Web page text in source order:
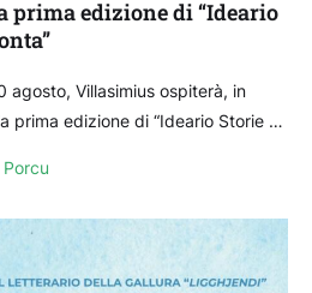
edizione di “Ideario
agosto, Villasimius ospiterà, in
prima edizione di “Ideario Storie –